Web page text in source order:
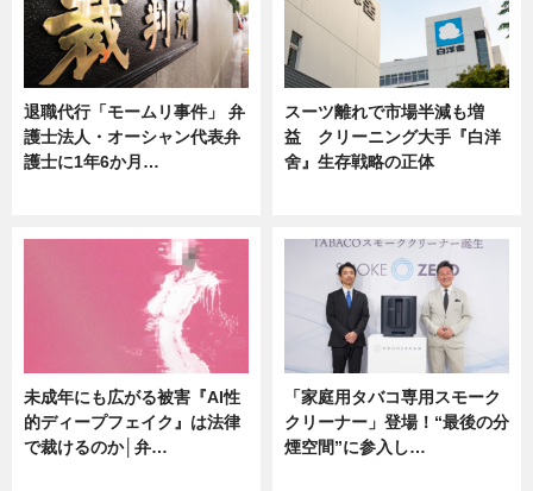
退職代行「モームリ事件」 弁
護士法人・オーシャン代表弁
護士に1年6か月…
スーツ離れで市場半減も増
益 クリーニング大手『白洋
舍』生存戦略の正体
未成年にも広がる被害『AI性
的ディープフェイク』は法律
で裁けるのか│弁…
「家庭用タバコ専用スモーク
クリーナー」登場！“最後の分
煙空間”に参入し…